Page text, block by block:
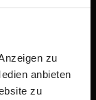
zu
anbieten
zu
zusätzlich